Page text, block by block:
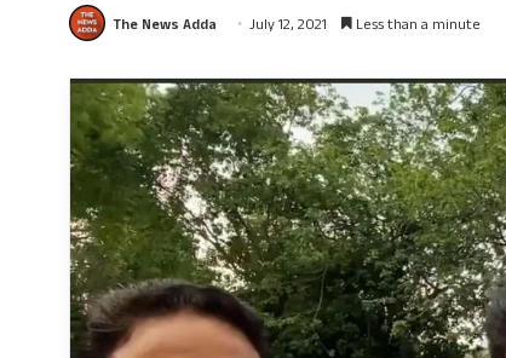
The News Adda July 12, 2021 Less than a minute